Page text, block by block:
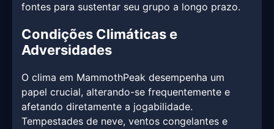
fontes para sustentar seu grupo a longo prazo.
Condições Climáticas e
Adversidades
O clima em MammothPeak desempenha um
papel crucial, alterando-se frequentemente e
afetando diretamente a jogabilidade.
Tempestades de neve, ventos congelantes e